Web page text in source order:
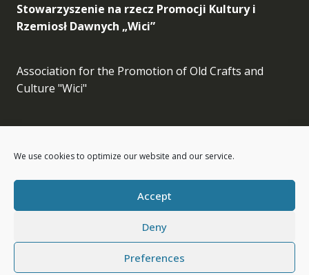
We use cookies to optimize our website and our service.
Accept
Deny
Preferences
Stowarzyszenie na rzecz Promocji Kultury i
Rzemiosł Dawnych „Wici”
Association for the Promotion of Old Crafts and
Culture "Wici"
Facebook
Instagram
LinkedIn
Etsy
info[at]wici.org.pl
Wici © All Rights Reserved